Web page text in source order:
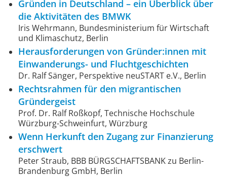
Gründen in Deutschland – ein Überblick über
die Aktivitäten des BMWK
Iris Wehrmann, Bundesministerium für Wirtschaft
und Klimaschutz, Berlin
Herausforderungen von Gründer:innen mit
Einwanderungs- und Fluchtgeschichten
Dr. Ralf Sänger, Perspektive neuSTART e.V., Berlin
Rechtsrahmen für den migrantischen
Gründergeist
Prof. Dr. Ralf Roßkopf, Technische Hochschule
Würzburg-Schweinfurt, Würzburg
Wenn Herkunft den Zugang zur Finanzierung
erschwert
Peter Straub, BBB BÜRGSCHAFTSBANK zu Berlin-
Brandenburg GmbH, Berlin